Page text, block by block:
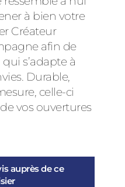
à bien votre
Créateur
afin de
s’adapte à
Durable,
celle-ci
vos ouvertures
auprès de ce